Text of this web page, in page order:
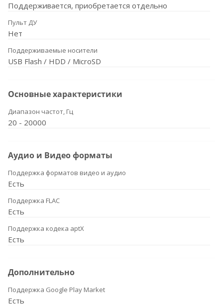
Поддерживается, приобретается отдельно
Пульт ДУ
Нет
Поддерживаемые носители
USB Flash / HDD / MicroSD
Основные характеристики
Диапазон частот, Гц
20 - 20000
Аудио и Видео форматы
Поддержка форматов видео и аудио
Есть
Поддержка FLAC
Есть
Поддержка кодека aptX
Есть
Дополнительно
Поддержка Google Play Market
Есть